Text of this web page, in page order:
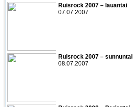
Ruisrock 2007 – lauantai
07.07.2007
Ruisrock 2007 – sunnuntai
08.07.2007